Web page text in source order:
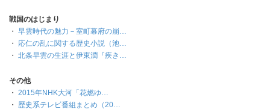
戦国のはじまり
・ 早雲時代の魅力－室町幕府の崩…
・
応仁の乱に関する歴史小説（池…
・ 北条早雲の生涯と伊東潤『疾き…
その他
・ 2015年NHK大河「花燃ゆ…
・ 歴史系テレビ番組まとめ（20…